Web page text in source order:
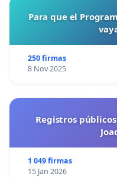
Para que el
250 firmas
8 Nov 2025
Registros
1 049 firmas
15 Jan 2026